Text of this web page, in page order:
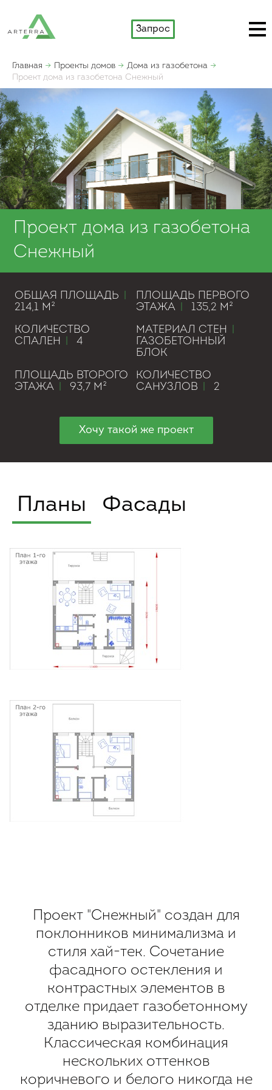
Запрос
Главная Проекты домов
Дома из газобетона
Проект дома из газобетона Снежный
Проект дома из газобетона
Снежный
ОБЩАЯ ПЛОЩАДЬ
214,1 М²
ПЛОЩАДЬ ПЕРВОГО
ЭТАЖА
135,2 М²
КОЛИЧЕСТВО
СПАЛЕН
4
МАТЕРИАЛ СТЕН
ГАЗОБЕТОННЫЙ
БЛОК
ПЛОЩАДЬ ВТОРОГО
ЭТАЖА
93,7 М²
КОЛИЧЕСТВО
САНУЗЛОВ
2
Хочу такой же проект
Планы Фасады
Проект "Снежный" создан для
поклонников минимализма и
стиля хай-тек. Сочетание
фасадного остекления и
контрастных элементов в
отделке придает газобетонному
зданию выразительность.
Классическая комбинация
нескольких оттенков
коричневого и белого никогда не